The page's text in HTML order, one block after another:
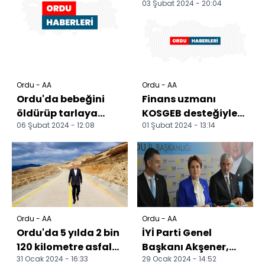
Ordu - AA
Ordu'da bebeğini
öldürüp tarlaya
gömdüğü öne
sürülen anneye
müebbet hapis c...
06 Şubat 2024 - 12:08
başkan adayları
konu...
03 Şubat 2024 - 20:04
Ordu - AA
Finans uzmanı
KOSGEB desteğiyle
kurduğu işletmede
ailesiyle fındığa
değer k...
01 Şubat 2024 - 13:14
Ordu - AA
Ordu'da 5 yılda 2 bin
120 kilometre asfalt
ve beton yol
31 Ocak 2024 - 16:33
Ordu - AA
İYİ Parti Genel
Başkanı Akşener,
Ordu'da
29 Ocak 2024 - 14:52